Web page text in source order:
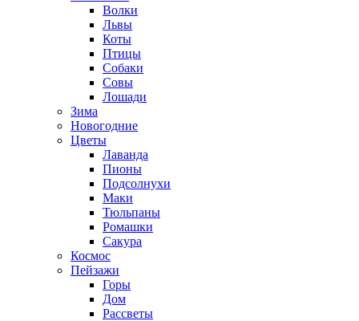
Волки
Львы
Коты
Птицы
Собаки
Совы
Лошади
Зима
Новогодние
Цветы
Лаванда
Пионы
Подсолнухи
Маки
Тюльпаны
Ромашки
Сакура
Космос
Пейзажи
Горы
Дом
Рассветы